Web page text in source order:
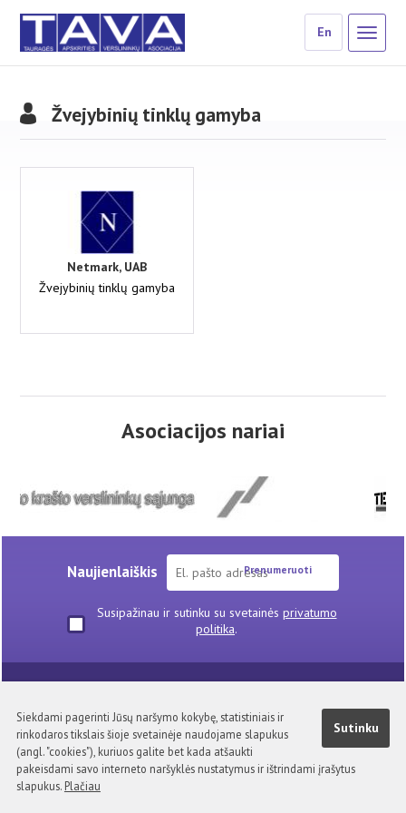
En
Žvejybinių tinklų gamyba
Netmark, UAB
Žvejybinių tinklų gamyba
Asociacijos nariai
Naujienlaiškis Prenumeruoti
Susipažinau ir sutinku su svetainės privatumo
politika.
Naudinga informacija
Nuorodos
Privatumo politika
Kontaktai
Visa medžiaga pateikta šiuose tinklapiuose TAVA nuosavybė.
Kopijuoti, platinti be asociacijos sutikimo draudžiama.
Sutinku
Siekdami pagerinti Jūsų naršymo kokybę, statistiniais ir
rinkodaros tikslais šioje svetainėje naudojame slapukus
(angl. "cookies"), kuriuos galite bet kada atšaukti
pakeisdami savo interneto naršyklės nustatymus ir ištrindami įrašytus
slapukus. Plačiau